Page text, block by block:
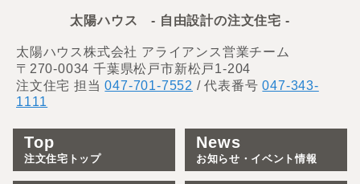
太陽ハウス - 自由設計の注文住宅 -
太陽ハウス株式会社 アライアンス営業チーム
〒270-0034 千葉県松戸市新松戸1-204
注文住宅 担当047-701-7552 / 代表番号047-343-
1111
Top
注文住宅トップ
News
お知らせ・イベント情報